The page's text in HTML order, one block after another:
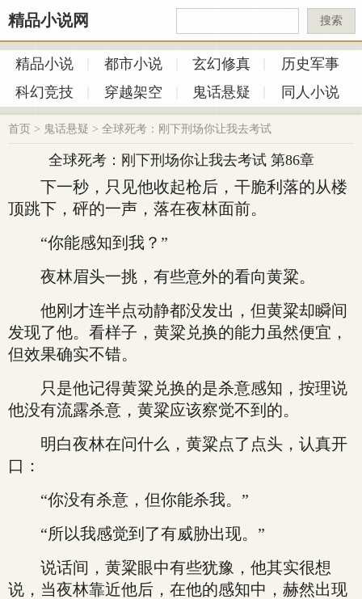
精品小说网 搜索
精品小说 都市小说 玄幻修真
历史军事
科幻竞技
穿越架空 鬼话悬疑 同人小说
首页 > 鬼话悬疑 > 全球死考：刚下刑场你让我去考试
全球死考：刚下刑场你让我去考试 第86章
下一秒，只见他收起枪后，干脆利落的从楼
顶跳下，砰的一声，落在夜林面前。
“你能感知到我？”
夜林眉头一挑，有些意外的看向黄粱。
他刚才连半点动静都没发出，但黄粱却瞬间
发现了他。看样子，黄粱兑换的能力虽然便宜，
但效果确实不错。
只是他记得黄粱兑换的是杀意感知，按理说
他没有流露杀意，黄粱应该察觉不到的。
明白夜林在问什么，黄粱点了点头，认真开
口：
“你没有杀意，但你能杀我。”
“所以我感觉到了有威胁出现。”
说话间，黄粱眼中有些犹豫，他其实很想
说，当夜林靠近他后，在他的感知中，赫然出现